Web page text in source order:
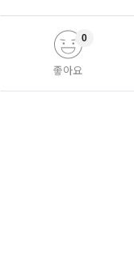
좋아요
0